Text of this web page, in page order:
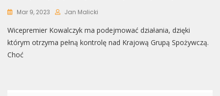
Mar 9, 2023 Jan Malicki
Wicepremier Kowalczyk ma podejmować działania, dzięki
którym otrzyma pełną kontrolę nad Krajową Grupą Spożywczą.
Choć